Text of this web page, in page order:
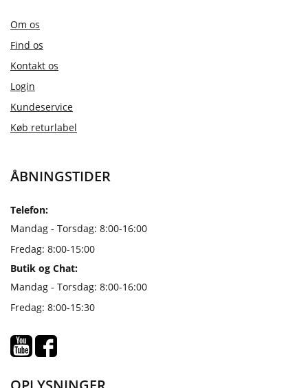
Om os
Find os
Kontakt os
Login
Kundeservice
Køb returlabel
ÅBNINGSTIDER
Telefon:
Mandag - Torsdag: 8:00-16:00
Fredag: 8:00-15:00
Butik og Chat:
Mandag - Torsdag: 8:00-16:00
Fredag: 8:00-15:30